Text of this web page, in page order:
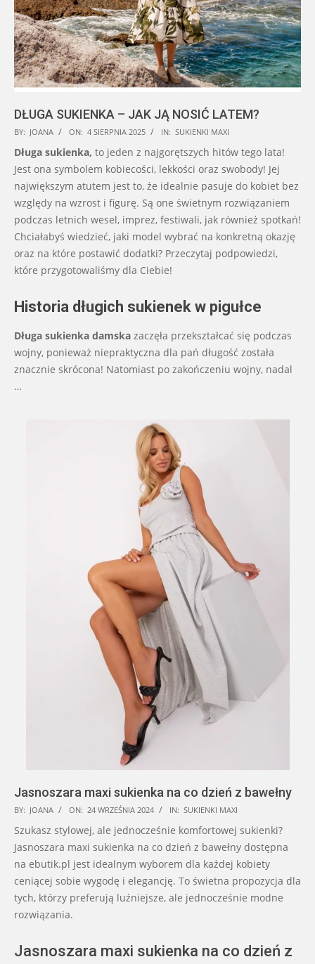
DŁUGA SUKIENKA – JAK JĄ NOSIĆ LATEM?
2025-
08-
04
BY: JOANA ON: 4 SIERPNIA 2025 IN: SUKIENKI MAXI
Długa sukienka, to jeden z najgorętszych hitów tego lata!
Jest ona symbolem kobiecości, lekkości oraz swobody! Jej
największym atutem jest to, że idealnie pasuje do kobiet bez
względy na wzrost i figurę. Są one świetnym rozwiązaniem
podczas letnich wesel, imprez, festiwali, jak również spotkań!
Chciałabyś wiedzieć, jaki model wybrać na konkretną okazję
oraz na które postawić dodatki? Przeczytaj podpowiedzi,
które przygotowaliśmy dla Ciebie!
Historia długich sukienek w pigułce
Długa sukienka damska zaczęła przekształcać się podczas
wojny, ponieważ niepraktyczna dla pań długość została
znacznie skrócona! Natomiast po zakończeniu wojny, nadal
…
Jasnoszara maxi sukienka na co dzień z bawełny
2024-
09-
24
BY: JOANA ON: 24 WRZEŚNIA 2024 IN: SUKIENKI MAXI
Szukasz stylowej, ale jednocześnie komfortowej sukienki?
Jasnoszara maxi sukienka na co dzień z bawełny dostępna
na ebutik.pl jest idealnym wyborem dla każdej kobiety
ceniącej sobie wygodę i elegancję. To świetna propozycja dla
tych, którzy preferują luźniejsze, ale jednocześnie modne
rozwiązania.
Jasnoszara maxi sukienka na co dzień z